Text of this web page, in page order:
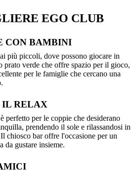
EGO CLUB
CON BAMBINI
più piccoli, dove possono giocare in
prato verde che offre spazio per il gioco,
per le famiglie che cercano una
IL RELAX
perfetto per le coppie che desiderano
prendendo il sole e rilassandosi in
chiosco bar offre l'occasione per un
da gustare insieme.